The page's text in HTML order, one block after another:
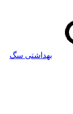
بهداشتی سگ